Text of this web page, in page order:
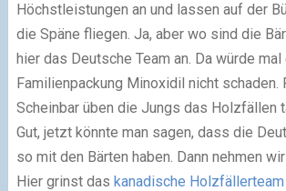
Höchstleistungen an und lassen auf der
die Späne fliegen. Ja, aber wo sind die
hier das Deutsche Team an. Da würde mal
Familienpackung Minoxidil nicht schaden.
Scheinbar üben die Jungs das Holzfällen
Gut, jetzt könnte man sagen, dass die
so mit den Bärten haben. Dann nehmen
Hier grinst das kanadische Holzfällerteam